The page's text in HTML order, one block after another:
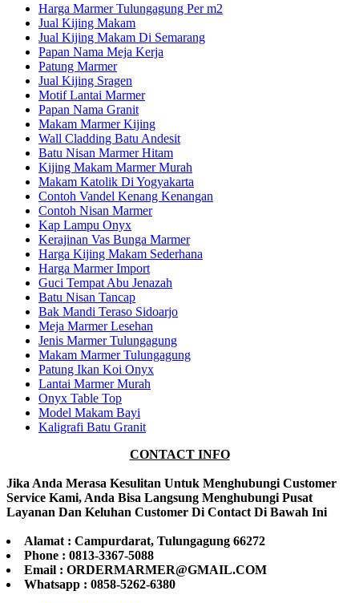
Harga Marmer Tulungagung Per m2
Jual Kijing Makam
Jual Kijing Makam Di Semarang
Papan Nama Meja Kerja
Patung Marmer
Jual Kijing Sragen
Motif Lantai Marmer
Papan Nama Granit
Makam Marmer Kijing
Wall Cladding Batu Andesit
Batu Nisan Marmer Hitam
Kijing Makam Marmer Murah
Makam Katolik Di Yogyakarta
Contoh Vandel Kenang Kenangan
Contoh Nisan Marmer
Kap Lampu Onyx
Kerajinan Vas Bunga Marmer
Harga Kijing Makam Sederhana
Harga Marmer Import
Guci Tempat Abu Jenazah
Batu Nisan Tancap
Bak Mandi Teraso Sidoarjo
Meja Marmer Lesehan
Jenis Marmer Tulungagung
Makam Marmer Tulungagung
Patung Ikan Koi Onyx
Lantai Marmer Murah
Onyx Table Top
Model Makam Bayi
Kaligrafi Batu Granit
CONTACT INFO
Jika Anda Merasa Kesulitan Untuk Menghubungi Customer
Service Kami, Anda Bisa Langsung Menghubungi Pusat
Layanan Dan Keluhan Customer Di Contact Di Bawah Ini
Alamat : Campurdarat, Tulungagung 66272
Phone : 0813-3367-5088
Email : ORDERMARMER@GMAIL.COM
Whatsapp : 0858-5262-6380